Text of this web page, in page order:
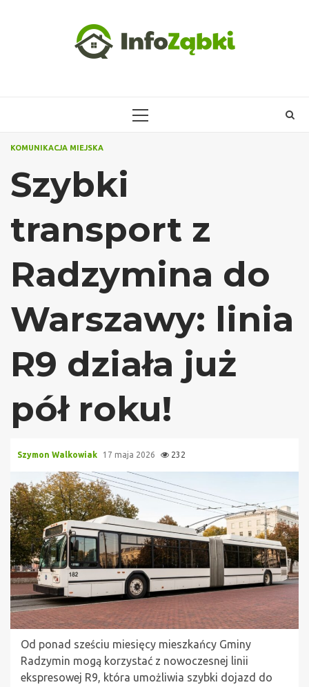
PRIMARY
KOMUNIKACJA MIEJSKA
Szybki
transport z
Radzymina do
Warszawy: linia
R9 działa już
pół roku!
Szymon Walkowiak 17 maja 2026 232
Od ponad sześciu miesięcy mieszkańcy Gminy
Radzymin mogą korzystać z nowoczesnej linii
ekspresowej R9, która umożliwia szybki dojazd do